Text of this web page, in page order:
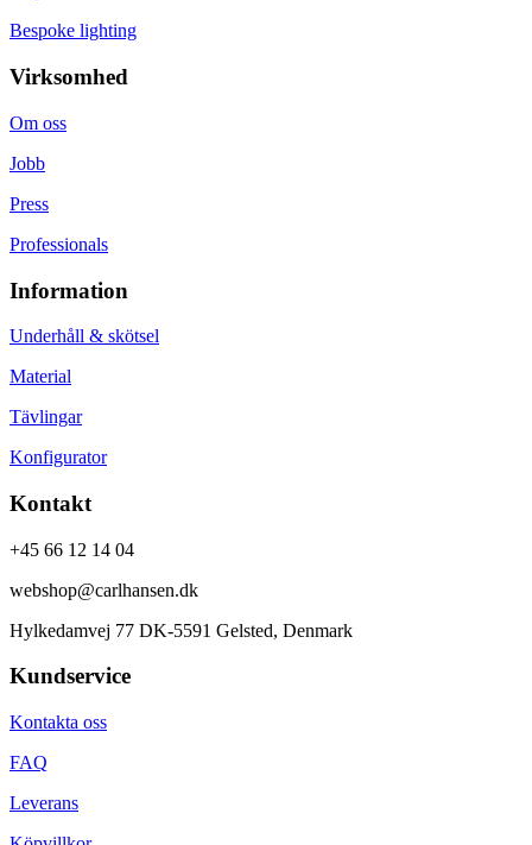
Bespoke lighting
Virksomhed
Om oss
Jobb
Press
Professionals
Information
Underhåll & skötsel
Material
Tävlingar
Konfigurator
Kontakt
+45 66 12 14 04
webshop@carlhansen.dk
Hylkedamvej 77 DK-5591 Gelsted, Denmark
Kundservice
Kontakta oss
FAQ
Leverans